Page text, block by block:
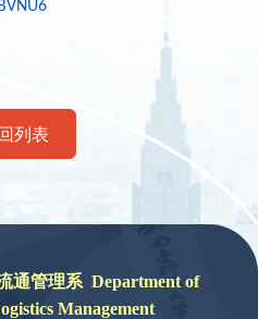
列表
通管理系 Department of
Management